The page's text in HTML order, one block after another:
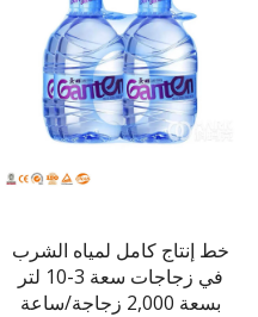
كامل لمياه الشرب
في زجاجات سعة 3-10 لتر